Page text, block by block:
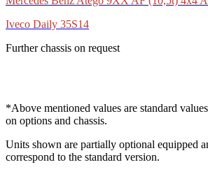
Iveco Daily 35S14
Further chassis on request
*Above mentioned values are standard
on options and chassis.
Units shown are partially optional equipped
correspond to the standard version.